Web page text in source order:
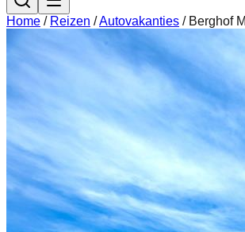
Home / Reizen /Autovakanties / Berghof